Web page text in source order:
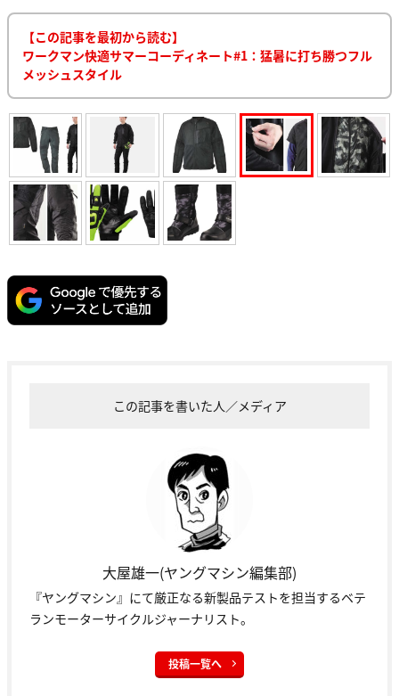
【この記事を最初から読む】
ワークマン快適サマーコーディネート#1：猛暑に打ち勝つフル
メッシュスタイル
この記事を書いた人／メディア
大屋雄一(ヤングマシン編集部)
『ヤングマシン』にて厳正なる新製品テストを担当するベテ
ランモーターサイクルジャーナリスト。
投稿一覧へ